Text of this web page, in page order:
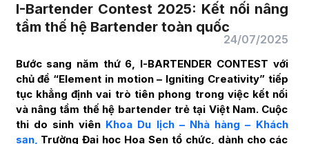
I-Bartender Contest 2025: Kết nối nâng
tầm thế hệ Bartender toàn quốc
24/07/2025
Bước sang năm thứ 6, I-BARTENDER CONTEST với
chủ đề “Element in motion – Igniting Creativity” tiếp
tục khẳng định vai trò tiên phong trong việc kết nối
và nâng tầm thế hệ bartender trẻ tại Việt Nam. Cuộc
thi do sinh viên Khoa Du lịch – Nhà hàng – Khách
sạn, Trường Đại học Hoa Sen tổ chức, dành cho các